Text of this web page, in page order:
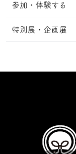
参加・体験する
特別展・企画展